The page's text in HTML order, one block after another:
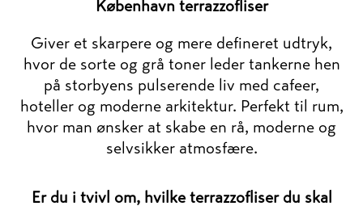
København terrazzofliser
Giver et skarpere og mere defineret udtryk,
hvor de sorte og grå toner leder tankerne hen
på storbyens pulserende liv med cafeer,
hoteller og moderne arkitektur. Perfekt til rum,
hvor man ønsker at skabe en rå, moderne og
selvsikker atmosfære.
Er du i tvivl om, hvilke terrazzofliser du skal